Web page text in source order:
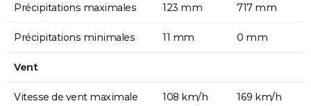
Précipitations maximales 123 mm 717 mm
Précipitations minimales 11 mm 0 mm
Vent
Vitesse de vent maximale 108 km/h 169 km/h